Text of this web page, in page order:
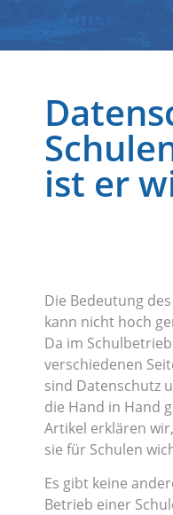
ist er
Die Bedeutung
kann nicht hoch
Da im
verschiedenen
sind Datenschutz
die Hand in Hand
Artikel erklären
sie für Schulen
Es gibt keine
Betrieb einer